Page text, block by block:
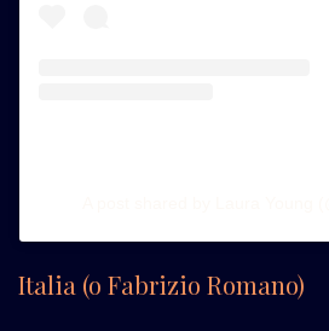
Italia (o Fabrizio Romano)